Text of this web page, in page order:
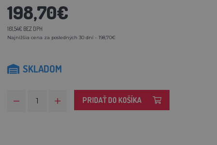
198,70€
161,54€ BEZ DPH
Najnižšia cena za posledných 30 dní - 198,70€
SKLADOM
PRIDAŤ DO KOŠÍKA